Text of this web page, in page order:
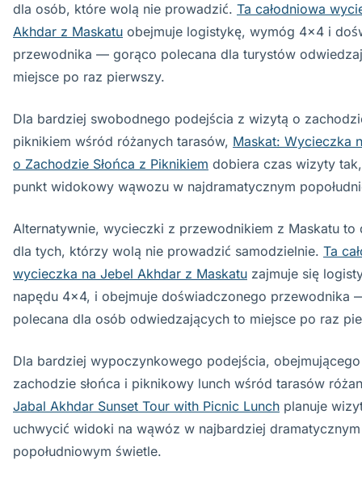
dla osób, które wolą nie prowadzić. Ta całodniowa
Akhdar z Maskatu obejmuje logistykę, wymóg 4x4 i
przewodnika — gorąco polecana dla turystów
miejsce po raz pierwszy.
Dla bardziej swobodnego podejścia z wizytą o
piknikiem wśród różanych tarasów, Maskat: Wycieczka
o Zachodzie Słońca z Piknikiem dobiera czas wizyty
punkt widokowy wąwozu w najdramatycznym
Alternatywnie, wycieczki z przewodnikiem z Maskatu to
dla tych, którzy wolą nie prowadzić samodzielnie. Ta
wycieczka na Jebel Akhdar z Maskatu zajmuje się
napędu 4x4, i obejmuje doświadczonego przewodnika
polecana dla osób odwiedzających to miejsce po raz
Dla bardziej wypoczynkowego podejścia,
zachodzie słońca i piknikowy lunch wśród tarasów
Jabal Akhdar Sunset Tour with Picnic Lunch planuje
uchwycić widoki na wąwóz w najbardziej dramatycznym
popołudniowym świetle.